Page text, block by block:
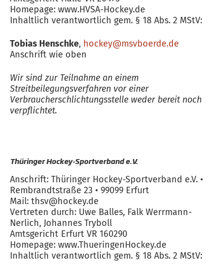
Homepage: www.HVSA-Hockey.de
Inhaltlich verantwortlich gem. § 18 Abs. 2 MStV:
Tobias Henschke, hockey@msvboerde.de
Anschrift wie oben
Wir sind zur Teilnahme an einem
Streitbeilegungsverfahren vor einer
Verbraucherschlichtungsstelle weder bereit noch
verpflichtet.
Thüringer Hockey-Sportverband e.V.
Anschrift: Thüringer Hockey-Sportverband e.V. •
Rembrandtstraße 23 • 99099 Erfurt
Mail: thsv@hockey.de
Vertreten durch: Uwe Balles, Falk Werrmann-
Nerlich, Johannes Tryboll
Amtsgericht Erfurt VR 160290
Homepage: www.ThueringenHockey.de
Inhaltlich verantwortlich gem. § 18 Abs. 2 MStV: